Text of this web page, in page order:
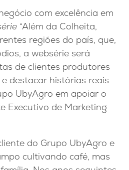
com excelência em
“Além da Colheita,
regiões do país, que,
a websérie será
de clientes produtores
destacar histórias reais
UbyAgro em apoiar o
Executivo de Marketing
do Grupo UbyAgro e
cultivando café, mas